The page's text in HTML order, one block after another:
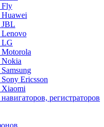
Fly
Huawei
JBL
Lenovo
LG
Motorola
Nokia
Ericsson
Xiaomi
регистраторов